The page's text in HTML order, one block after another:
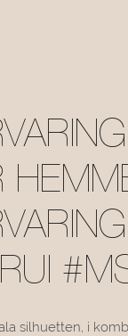
silhuetten, i